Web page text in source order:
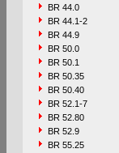
BR 44.0
BR 44.1-2
BR 44.9
BR 50.0
BR 50.1
BR 50.35
BR 50.40
BR 52.1-7
BR 52.80
BR 52.9
BR 55.25